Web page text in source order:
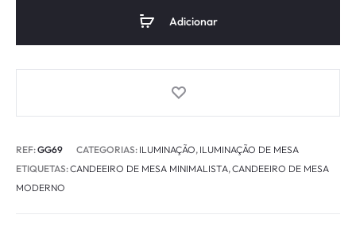
Adicionar
REF:GG69 CATEGORIAS: ILUMINAÇÃO, ILUMINAÇÃO DE MESA
ETIQUETAS:CANDEEIRO DE MESA MINIMALISTA,CANDEEIRO DE MESA
MODERNO